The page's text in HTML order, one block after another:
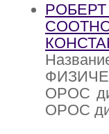
ОРОС
ОРОС